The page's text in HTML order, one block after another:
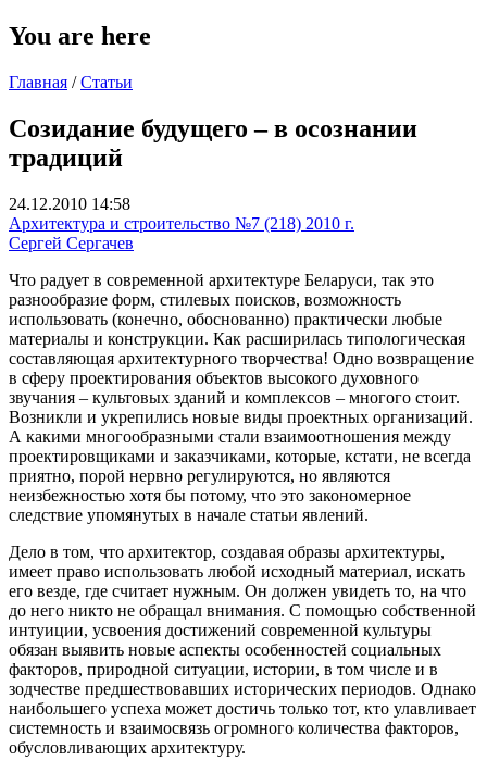
You are here
Главная / Статьи
Созидание будущего – в осознании
традиций
24.12.2010 14:58
Архитектура и строительство №7 (218) 2010 г.
Сергей Сергачев
Что радует в современной архитектуре Беларуси, так это
разнообразие форм, стилевых поисков, возможность
использовать (конечно, обоснованно) практически любые
материалы и конструкции. Как расширилась типологическая
составляющая архитектурного творчества! Одно возвращение
в сферу проектирования объектов высокого духовного
звучания – культовых зданий и комплексов – многого стоит.
Возникли и укрепились новые виды проектных организаций.
А какими многообразными стали взаимоотношения между
проектировщиками и заказчиками, которые, кстати, не всегда
приятно, порой нервно регулируются, но являются
неизбежностью хотя бы потому, что это закономерное
следствие упомянутых в начале статьи явлений.
Дело в том, что архитектор, создавая образы архитектуры,
имеет право использовать любой исходный материал, искать
его везде, где считает нужным. Он должен увидеть то, на что
до него никто не обращал внимания. С помощью собственной
интуиции, усвоения достижений современной культуры
обязан выявить новые аспекты особенностей социальных
факторов, природной ситуации, истории, в том числе и в
зодчестве предшествовавших исторических периодов. Однако
наибольшего успеха может достичь только тот, кто улавливает
системность и взаимосвязь огромного количества факторов,
обусловливающих архитектуру.